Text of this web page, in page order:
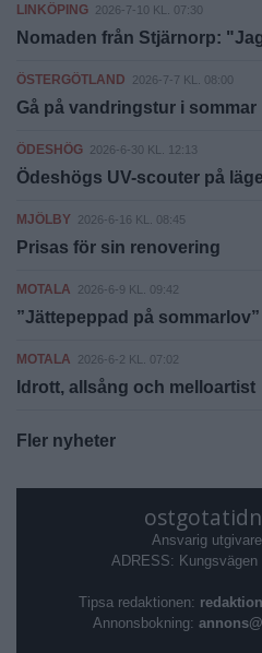
LINKÖPING 2026-7-10 KL. 07:30
Nomaden från Stjärnorp:
ÖSTERGÖTLAND 2026-7-7 KL. 08:00
Gå på vandringstur i sommar
ÖDESHÖG 2026-6-30 KL. 12:13
Ödeshögs UV-scouter på
MJÖLBY 2026-6-16 KL. 08:45
Prisas för sin renovering
MOTALA 2026-6-9 KL. 09:42
”Jättepeppad på sommarlov”
MOTALA 2026-6-2 KL. 07:02
Idrott, allsång och melloartist
Fler nyheter
Ansvarig
ADRESS: Kungsvägen
Tipsa redaktionen:
Annonsbokning: